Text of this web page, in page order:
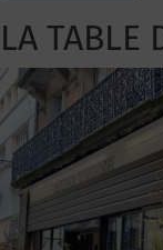
LA TABLE